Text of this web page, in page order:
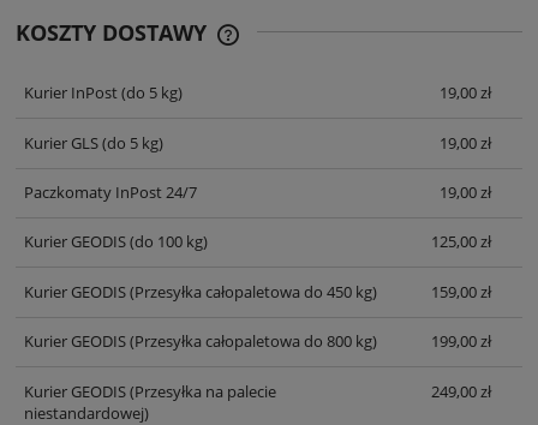
KOSZTY DOSTAWY
Kurier InPost(do 5 kg) 19,00 zł
Kurier GLS(do 5 kg) 19,00 zł
Paczkomaty InPost 24/7 19,00 zł
Kurier GEODIS(do 100 kg) 125,00 zł
Kurier GEODIS(Przesyłka całopaletowa do 450 kg) 159,00 zł
Kurier GEODIS(Przesyłka całopaletowa do 800 kg) 199,00 zł
Kurier GEODIS(Przesyłka na palecie
niestandardowej)
249,00 zł